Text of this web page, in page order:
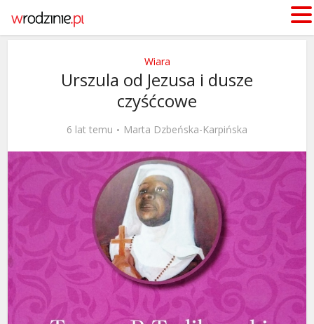
Wiara
Urszula od Jezusa i dusze
czyśćcowe
6 lat temu Marta Dzbeńska-Karpińska